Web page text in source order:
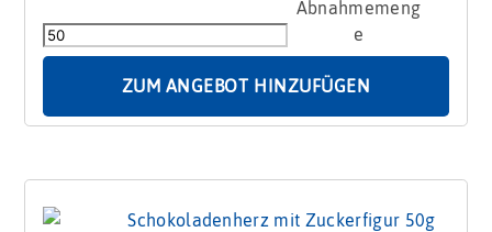
Handbeschriftung
60g
ZUM ANGEBOT HINZUFÜGEN